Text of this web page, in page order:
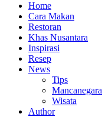
Home
Cara Makan
Restoran
Khas Nusantara
Inspirasi
Resep
News
Tips
Mancanegara
Wisata
Author